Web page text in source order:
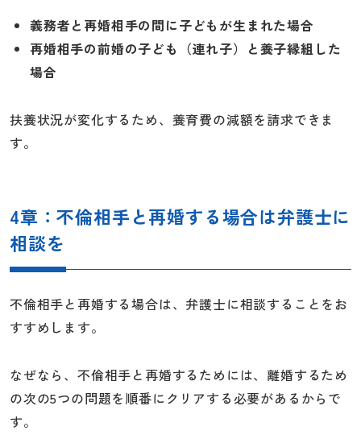
義務者と再婚相手の間に子どもが生まれた場合
再婚相手の前婚の子ども（連れ子）と養子縁組した
場合
扶養状況が変化するため、養育費の減額を請求できま
す。
4章：不倫相手と再婚する場合は弁護士に
相談を
不倫相手と再婚する場合は、弁護士に相談することをお
すすめします。
なぜなら、不倫相手と再婚するためには、離婚するため
の次の5つの問題を順番にクリアする必要があるからで
す。